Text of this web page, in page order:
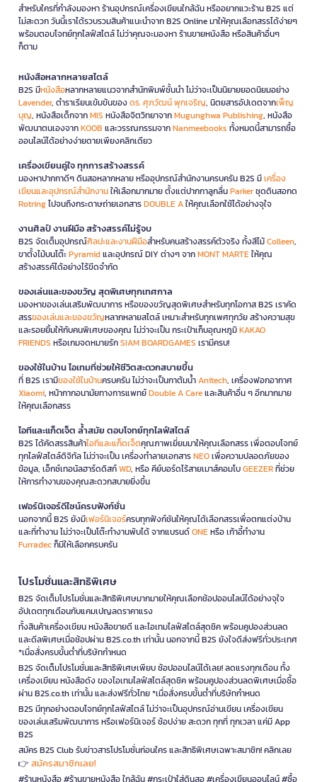
สำหรับใครที่กำลังมองหา ร้านอุปกรณ์เครื่องเขียนใกล้ฉัน หรืออยากแวะร้าน B2S แต่
ไม่สะดวก วันนี้เราได้รวบรวมสินค้าแนะนำจาก B2S Online มาให้คุณเลือกสรรได้ง่ายๆ
พร้อมตอบโจทย์ทุกไลฟ์สไตล์ ไม่ว่าคุณจะมองหา ร้านขายหนังสือ หรือสินค้าอื่นๆ
ก็ตาม
หนังสือหลากหลายสไตล์
B2S มีหนังสือหลากหลายแนวจากสำนักพิมพ์ชั้นนำ ไม่ว่าจะเป็นนิยายยอดนิยมอย่าง
Lavender, ตำราเรียนเข้มข้นของดร. ศุภวัฒน์ พุกเจริญ, นิตยสารอัปเดตจากเพ็ญ
บุญ, หนังสือเด็กจากMIS หนังสือจิตวิทยาจากMugunghwa Publishing, หนังสือ
พัฒนาตนเองจากKOOB และวรรณกรรมจากNanmeebooks ทั้งหมดนี้สามารถซื้อ
ออนไลน์ได้อย่างง่ายดายเพียงคลิกเดียว
เครื่องเขียนคู่ใจ ทุกการสร้างสรรค์
มองหาปากกาดีๆ ดินสอหลากหลาย หรืออุปกรณ์สำนักงานครบครัน B2S มีเครื่อง
เขียนและอุปกรณ์สำนักงานให้เลือกมากมาย ตั้งแต่ปากกาลูกลื่นParkerชุดดินสอกด
Rotringไปจนถึงกระดาษถ่ายเอกสารDOUBLE Aให้คุณเลือกใช้ได้อย่างจุใจ
งานศิลป์ งานฝีมือ สร้างสรรค์ไม่รู้จบ
B2S จัดเต็มอุปกรณ์ศิลปะและงานฝีมือสำหรับคนสร้างสรรค์ตัวจริง ทั้งสีไม้Colleen,
ขาตั้งไม้บนโต๊ะPyramidและอุปกรณ์ DIY ต่างๆ จากMONT MARTEให้คุณ
สร้างสรรค์ได้อย่างไร้ขีดจำกัด
ของเล่นและของขวัญ สุดพิเศษทุกเทศกาล
มองหาของเล่นเสริมพัฒนาการ หรือของขวัญสุดพิเศษสำหรับทุกโอกาส B2S เราคัด
สรรของเล่นและของขวัญหลากหลายสไตล์ เหมาะสำหรับทุกเพศทุกวัย สร้างความสุข
และรอยยิ้มให้กับคนพิเศษของคุณ ไม่ว่าจะเป็น กระเป๋าเก็บอุณหภูมิKAKAO
FRIENDS หรือเกมจดหมายรักSIAM BOARDGAMES เรามีครบ!
ของใช้ในบ้าน ไอเทมที่ช่วยให้ชีวิตสะดวกสบายขึ้น
ที่ B2S เรามีของใช้ในบ้านครบครัน ไม่ว่าจะเป็นกาต้มน้ำAnitech, เครื่องฟอกอากาศ
Xiaomi, หน้ากากอนามัยทางการแพทย์Double A Careและสินค้าอื่น ๆ อีกมากมาย
ให้คุณเลือกสรร
ไอทีและแก็ดเจ็ต ล้ำสมัย ตอบโจทย์ทุกไลฟ์สไตล์
B2S ได้คัดสรรสินค้าไอทีและแก็ดเจ็ตคุณภาพเยี่ยมมาให้คุณเลือกสรร เพื่อตอบโจทย์
ทุกไลฟ์สไตล์ดิจิทัล ไม่ว่าจะเป็น เครื่องทำลายเอกสารNEOเพื่อความปลอดภัยของ
ข้อมูล, เอ็กซ์เทอนัลฮาร์ดดิสก์WD, หรือ คีย์บอร์ดไร้สายเมาส์คอมโบGEEZERที่ช่วย
ให้การทำงานของคุณสะดวกสบายยิ่งขึ้น
เฟอร์นิเจอร์ดีไซน์ครบฟังก์ชั่น
นอกจากนี้ B2S ยังมีเฟอร์นิเจอร์ครบทุกฟังก์ชันให้คุณได้เลือกสรรเพื่อตกแต่งบ้าน
และที่ทำงาน ไม่ว่าจะเป็นโต๊ะทำงานพับได้ จากแบรนด์ONEหรือ เก้าอี้ทำงาน
Furradecก็มีให้เลือกครบครัน
โปรโมชั่นและสิทธิพิเศษ
B2S จัดเต็มโปรโมชั่นและสิทธิพิเศษมากมายให้คุณเลือกช้อปออนไลน์ได้อย่างจุใจ
อัปเดตทุกเดือนกับแคมเปญลดราคาแรง
ทั้งสินค้าเครื่องเขียน หนังสือขายดี และไอเทมไลฟ์สไตล์สุดชิค พร้อมคูปองส่วนลด
และดีลพิเศษเมื่อช้อปผ่าน B2S.co.th เท่านั้น นอกจากนี้ B2S ยังใจดีส่งฟรีทั่วประเทศ
*เมื่อสั่งครบขั้นต่ำที่บริษัทกำหนด
B2S จัดเต็มโปรโมชั่นและสิทธิพิเศษเพียบ ช้อปออนไลน์ได้เลย! ลดแรงทุกเดือน ทั้ง
เครื่องเขียน หนังสือดัง ของไอเทมไลฟ์สไตล์สุดชิค พร้อมคูปองส่วนลดพิเศษเมื่อซื้อ
ผ่าน B2S.co.th เท่านั้น และส่งฟรีทั่วไทย *เมื่อสั่งครบขั้นต่ำที่บริษัทกำหนด
B2S มีทุกอย่างตอบโจทย์ทุกไลฟ์สไตล์ ไม่ว่าจะเป็นอุปกรณ์อ่านเขียน เครื่องเขียน
ของเล่นเสริมพัฒนาการ หรือเฟอร์นิเจอร์ ช้อปง่าย สะดวก ทุกที่ ทุกเวลา แค่มี App
B2S
สมัคร B2S Club รับข่าวสารโปรโมชั่นก่อนใคร และสิทธิพิเศษเฉพาะสมาชิก! คลิกเลย
👉 สมัครสมาชิกเลย!
#ร้านหนังสือ #ร้านขายหนังสือ ใกล้ฉัน #กระเป๋าใส่ดินสอ #เครื่องเขียนออนไลน์ #ซื้อ